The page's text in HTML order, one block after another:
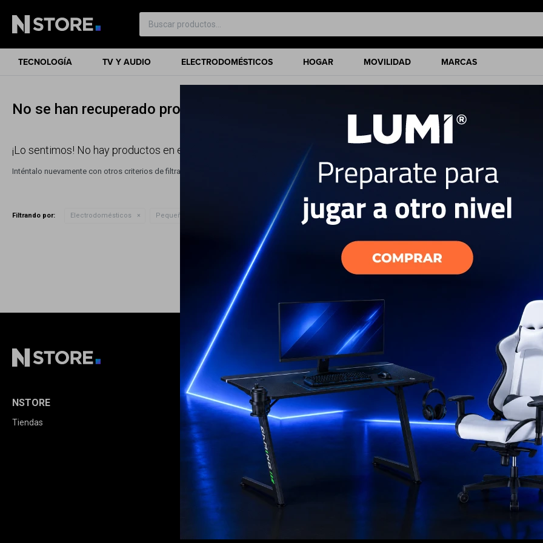
TECNOLOGÍA TV Y AUDIO ELECTRODOMÉSTICOS HOGAR MOVILIDAD MARCAS
No se han recuperado productos
¡Lo sentimos! No hay productos en esta sección.
Inténtalo nuevamente con otros criterios de filtrado o busca en otras secciones de nuestro catálogo.
Filtrando por: Electrodomésticos Pequeños hogar Quitar filtros
NSTORE
Tiendas
COMPRA
Cómo comprar
Condiciones de compra
Envíos y devoluciones
Términos legales
Opciones de pago
Política de calidad
MI CUENTA
Mi cuenta
Mis compras
Mis direcciones
Mis favoritos